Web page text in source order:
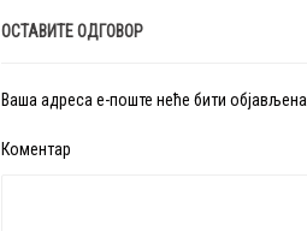
ОСТАВИТЕ ОДГОВОР
Ваша адреса е-поште неће бити објављена.
Коментар